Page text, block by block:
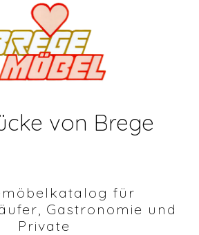
von Brege
für
Gastronomie und
Private